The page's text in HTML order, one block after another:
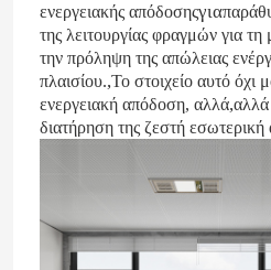
ενεργειακής απόδοσηςγια
της λειτουργίας φραγμών για
την πρόληψη της απώλειας
πλαισίου.,Το στοιχείο αυτό όχι
ενεργειακή απόδοση, αλλά,αλλά
διατήρηση της ζεστή εσωτερική